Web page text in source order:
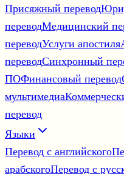
Присяжный перевод
переводМедицинский
переводУслуги апостиля
переводСинхронный
ПОФинансовый перевод
мультимедиа
перевод
Языки
Перевод с английского
арабскогоПеревод с